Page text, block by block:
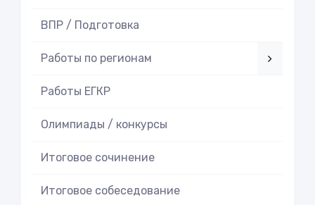
ВПР / Подготовка
Работы по регионам
Работы ЕГКР
Олимпиады / конкурсы
Итоговое cочинение
Итоговое cобеседование